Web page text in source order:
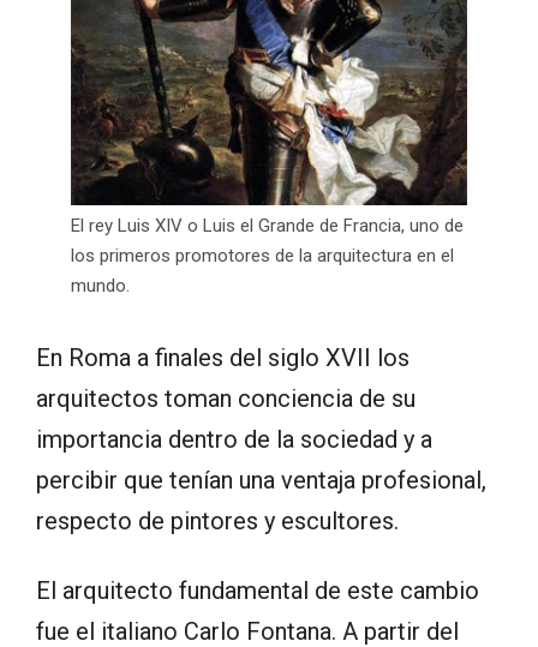
El rey Luis XIV o Luis el Grande de Francia, uno de
los primeros promotores de la arquitectura en el
mundo.
En Roma a finales del siglo XVII los
arquitectos toman conciencia de su
importancia dentro de la sociedad y a
percibir que tenían una ventaja profesional,
respecto de pintores y escultores.
El arquitecto fundamental de este cambio
fue el italiano Carlo Fontana. A partir del